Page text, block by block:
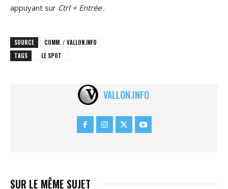
appuyant sur Ctrl + Entrée.
SOURCE
COMM. / VALLON.INFO
TAGS
LE SPOT
VALLON.INFO
SUR LE MÊME SUJET